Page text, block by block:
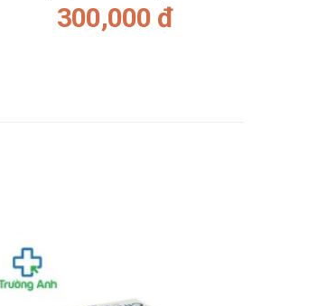
300,000 đ